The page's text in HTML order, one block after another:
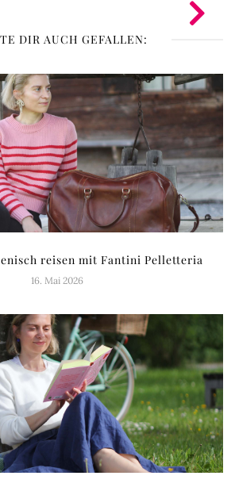
DIR AUCH GEFALLEN:
reisen mit Fantini Pelletteria
16. Mai 2026